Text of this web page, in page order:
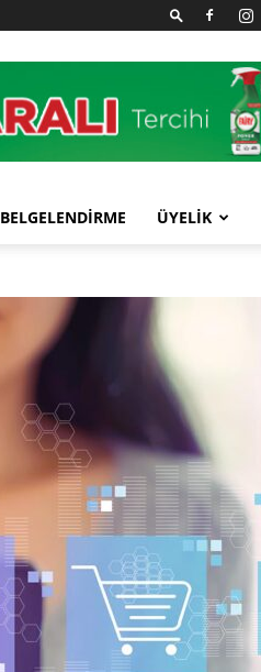
BELGELENDİRME ÜYELİK